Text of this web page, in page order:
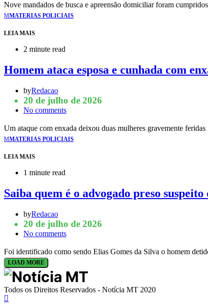
Nove mandados de busca e apreensão domiciliar foram
MMATERIAS POLICIAIS
LEIA MAIS
2 minute read
Homem ataca esposa e cunhada com
byRedacao
20 de julho de 2026
No comments
Um ataque com enxada deixou duas mulheres gravemente
MMATERIAS POLICIAIS
LEIA MAIS
1 minute read
Saiba quem é o advogado preso
byRedacao
20 de julho de 2026
No comments
Foi identificado como sendo Elias Gomes da Silva o homem
LOAD MORE
Todos os Direitos Reservados - Notícia MT 2020